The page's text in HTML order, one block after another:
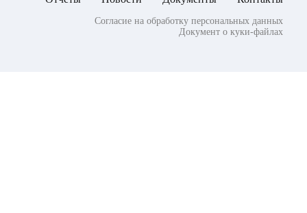
Согласие на обработку персональных данных
Документ о куки-файлах